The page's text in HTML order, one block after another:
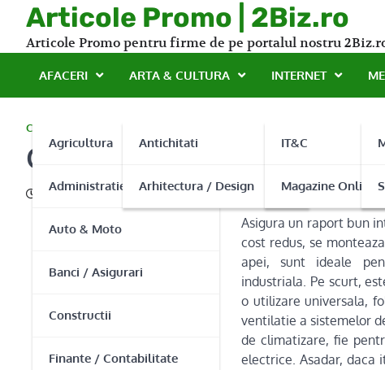
content
Articole Promo | 2Biz.ro
Articole Promo pentru firme de pe portalul nostru
AFACERI
Agricultura
Administratie Publica
Auto & Moto
Banci / Asigurari
Constructii
Finante / Contabilitate
ARTA & CULTURA
Antichitati
Arhitectura / Design
INTERNET
IT&C
Magazine Online
COMPANII PRODUCATOARE
Gratare metalice doar prin
28/02/2014
Asigura un raport bun
cost redus, se
apei, sunt ideale
industriala. Pe scurt,
o utilizare universala,
ventilatie a sistemelor
de climatizare, fie
electrice. Asadar, daca